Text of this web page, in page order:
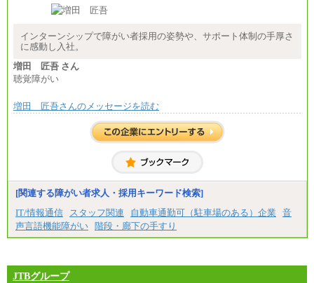
す。
インターンシップで障がい者採用の姿勢や、サポート体制の手厚さ
に感動し入社。
増田 匠吾 さん
聴覚障がい
増田 匠吾さんのメッセージを読む
[関連する障がい者求人・採用キーワード検索]
IT/情報通信
スタッフ関連 自動車通勤可（駐車場のある）企業
音
声言語機能障がい 階段・廊下の手すり
JTBグループ